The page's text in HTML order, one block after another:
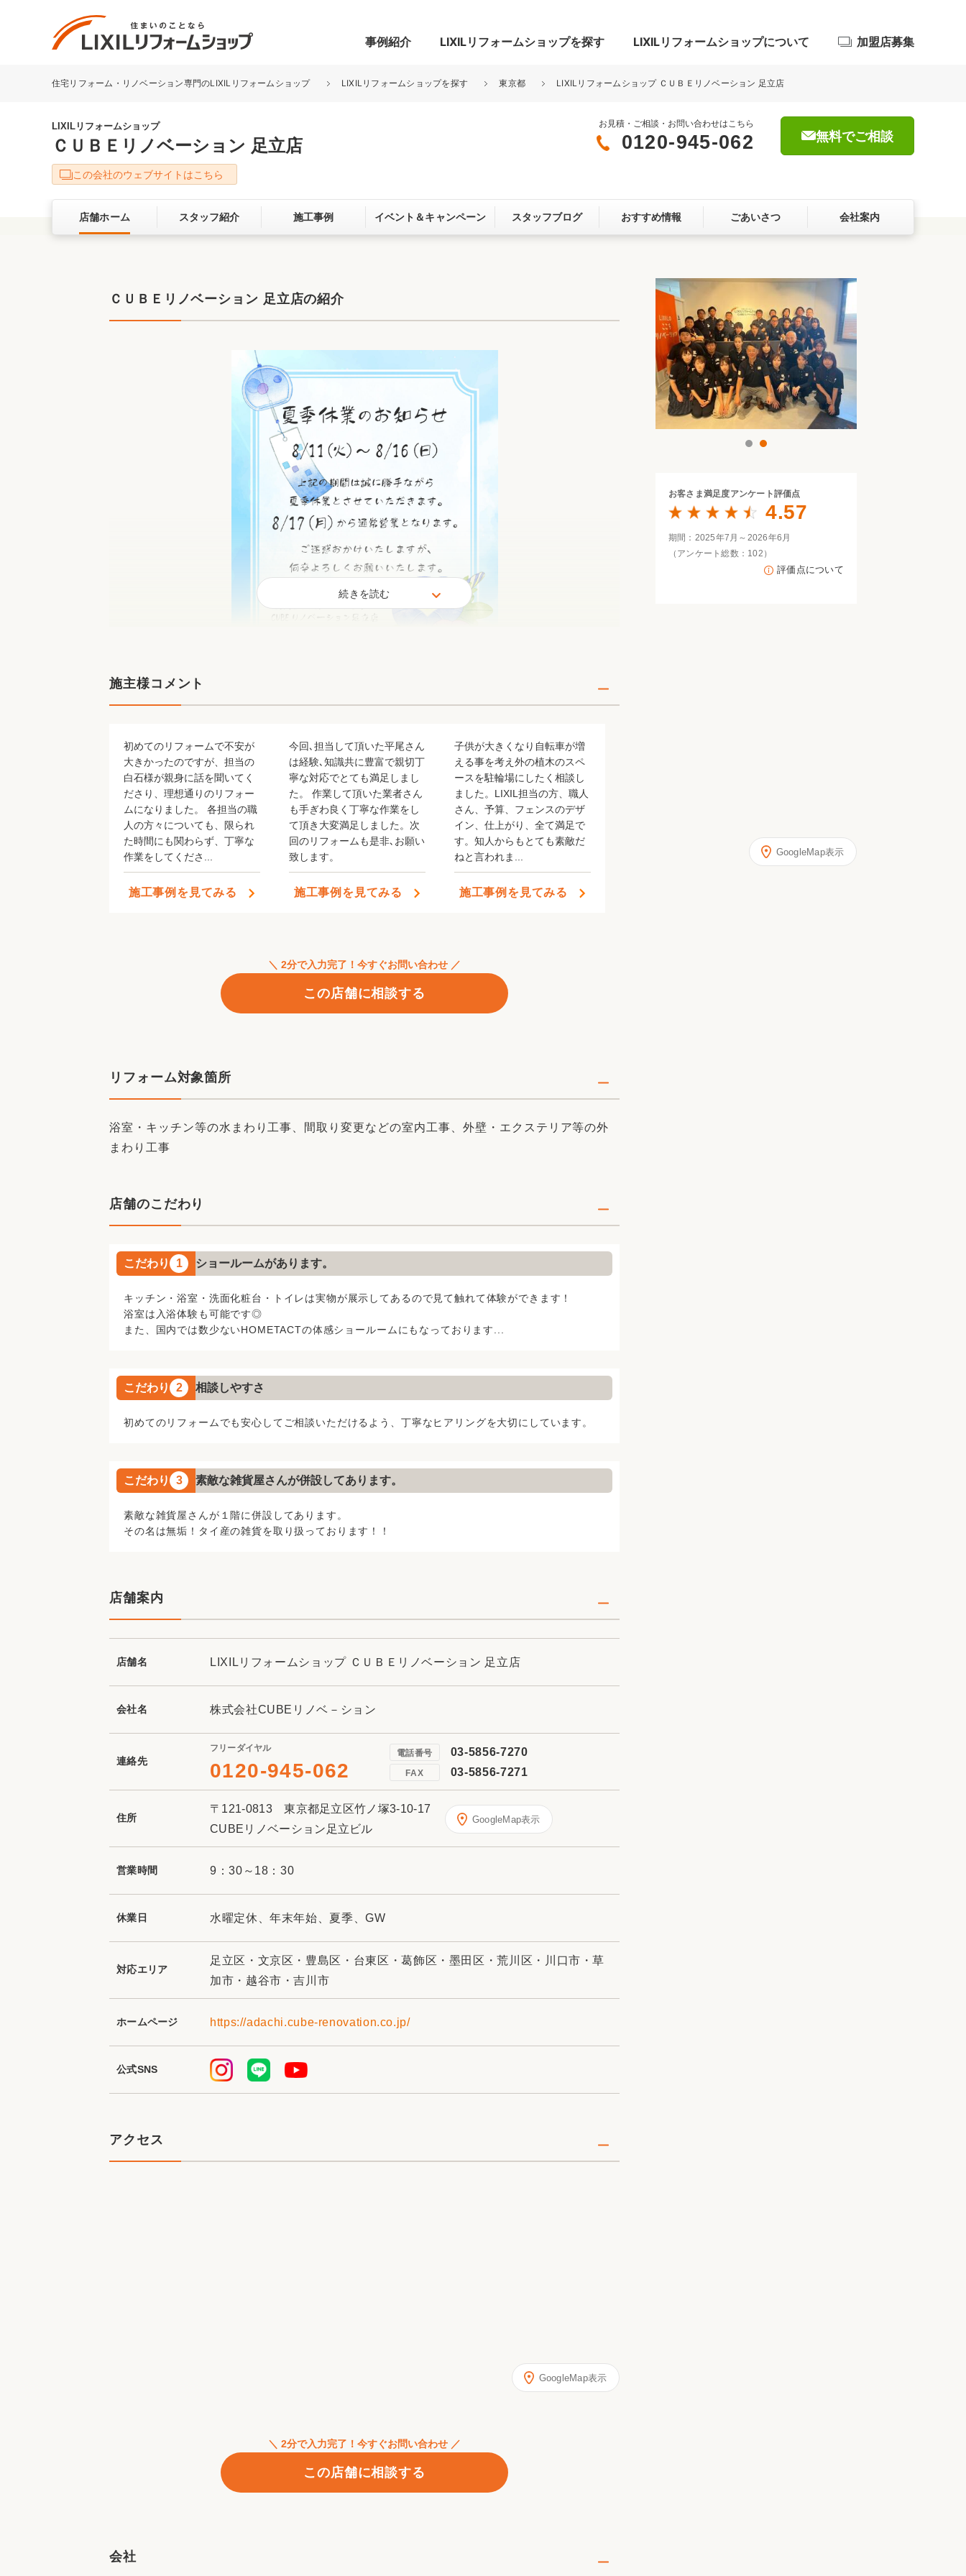
事例紹介
リフォーム事例を探す
キッチン
洗面化粧室 トイレ 玄関まわり 門まわり 屋根・外壁
ベランダ・バルコニー ガーデンスペース カースペース
バリアフリー 耐震補強
収納 デザインリフォーム 中古リフォーム 古民家再生 家族の変化
ペットと暮らす
LIXILリフォームショップを探す LIXILリフォームショップについて
LIXILリフォームショップについて
サービス向上・品質改善の取り組み お客さま満足度アンケート
ここちいい暮らしをつくる、価値・性能向上
リフォームコンシェルジュ® ライフスタイルコンパス リフォームアクセル
中古物件探しから性能向上リフォームをワン
おすすめ情報
加盟店募集
住宅リフォーム・リノベーション専門のLIXILリフォームショップ LIXILリフォームショップを探す 東京都 LIXILリフォームショップ ＣＵＢＥリノベーション 足立店
LIXILリフォームショップ
ＣＵＢＥリノベーション 足立店
お見積・ご相談・お問い合わせはこちら
0120-945-062 無料でご相談
この会社のウェブサイトはこちら
店舗ホーム スタッフ紹介 施工事例 イベント＆キャンペーン スタッフブログ おすすめ情報 ごあいさつ 会社案内
ＣＵＢＥリノベーション 足立店の紹介
YouTube始めました！チャンネル登録、高評価よろしくお願いします！
YouTube始めました！チャンネル登録、高評価よろしくお願いします！
TikTokもはじめました！施工事例や楽しいダンス動画などUP中♪
友達追加お願いします！
出店させていただきました。お住まいをリフォームしたことで、その後の人生がかわったという嬉
しいお言葉を度々頂戴いたします。そのために我々はお客様のお悩みやご要望を丁寧におうかがい
し、お客様に『満足』いただけることを第一に考えてリフォームいたします。
続きを読む
施主様コメント
初めてのリフォームで不安が
大きかったのですが、担当の
白石様が親身に話を聞いてく
ださり、理想通りのリフォー
ムになりました。 各担当の職
人の方々についても、限られ
た時間にも関わらず、丁寧な
作業をしてくださ...
施工事例を見てみる
今回､担当して頂いた平尾さん
は経験､知識共に豊富で親切丁
寧な対応でとても満足しまし
た。 作業して頂いた業者さん
も手ぎわ良く丁寧な作業をし
て頂き大変満足しました。次
回のリフォームも是非､お願い
致します。
施工事例を見てみる
子供が大きくなり自転車が増
える事を考え外の植木のスペ
ースを駐輪場にしたく相談し
ました。LIXIL担当の方、職人
さん、予算、フェンスのデザ
イン、仕上がり、全て満足で
す。知人からもとても素敵だ
ねと言われま...
施工事例を見てみる
＼ 2分で入力完了！今すぐお問い合わせ ／
この店舗に相談する
リフォーム対象箇所
浴室・キッチン等の水まわり工事、間取り変更などの室内工事、外壁・エクステリア等の外
まわり工事
店舗のこだわり
こだわり 1 ショールームがあります。
キッチン・浴室・洗面化粧台・トイレは実物が展示してあるので見て触れて体験ができます！
浴室は入浴体験も可能です◎
また、国内では数少ないHOMETACTの体感ショールームにもなっております...
こだわり 2 相談しやすさ
初めてのリフォームでも安心してご相談いただけるよう、丁寧なヒアリングを大切にしています。
こだわり 3 素敵な雑貨屋さんが併設してあります。
素敵な雑貨屋さんが１階に併設してあります。
その名は無垢！タイ産の雑貨を取り扱っております！！
店舗案内
店舗名 LIXILリフォームショップ ＣＵＢＥリノベーション 足立店
会社名 株式会社CUBEリノベ－ション
連絡先
フリーダイヤル
0120-945-062
電話番号 03-5856-7270
FAX 03-5856-7271
住所
〒121-0813 東京都足立区竹ノ塚3-10-17
CUBEリノベーション足立ビル
GoogleMap表示
営業時間 9：30～18：30
休業日 水曜定休、年末年始、夏季、GW
対応エリア
足立区・文京区・豊島区・台東区・葛飾区・墨田区・荒川区・川口市・草
加市・越谷市・吉川市
ホームページ https://adachi.cube-renovation.co.jp/
公式SNS
アクセス
GoogleMap表示
＼ 2分で入力完了！今すぐお問い合わせ ／
この店舗に相談する
会社
1
お客さま満足度アンケート評価点
4.57
期間：2025年7月～2026年6月
（アンケート総数：102）
評価点について
GoogleMap表示